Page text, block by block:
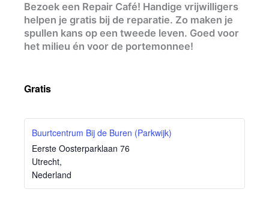
Bezoek een Repair Café! Handige vrijwilligers
helpen je gratis bij de reparatie. Zo maken je
spullen kans op een tweede leven. Goed voor
het milieu én voor de portemonnee!
Gratis
Buurtcentrum Bij de Buren (Parkwijk)
Eerste Oosterparklaan 76
Utrecht,
Nederland